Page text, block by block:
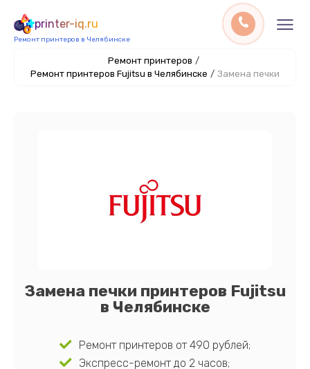
printer-iq.ru
Ремонт принтеров в Челябинске
Ремонт принтеров /
Ремонт принтеров Fujitsu в Челябинске / Замена печки
Замена печки принтеров Fujitsu
в Челябинске
Ремонт принтеров от 490 рублей;
Экспресс-ремонт до 2 часов;